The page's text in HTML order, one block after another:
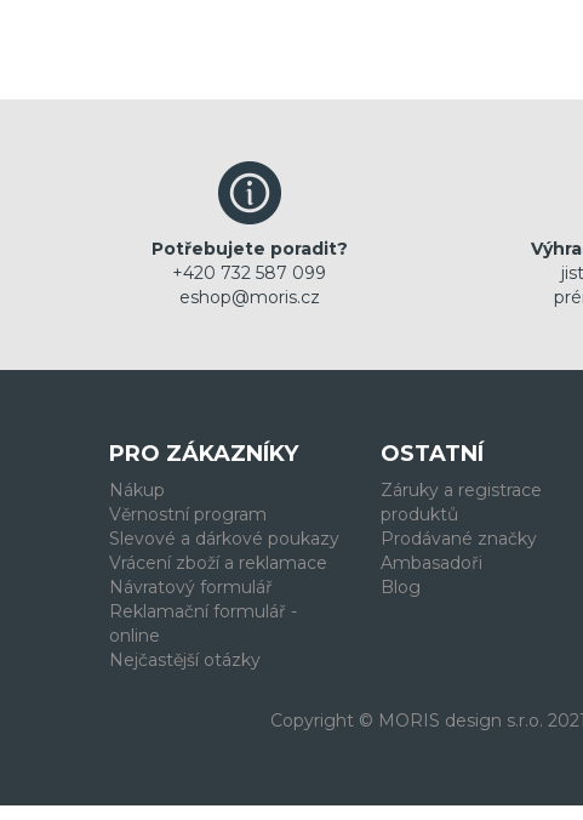
Potřebujete poradit?
+420 732 587 099
eshop@moris.cz
PRO ZÁKAZNÍKY
Nákup
Věrnostní program
Slevové a dárkové poukazy
Vrácení zboží a reklamace
Návratový formulář
Reklamační formulář -
online
Nejčastější otázky
OSTATNÍ
Záruky a registrace
produktů
Prodávané značky
Ambasadoři
Blog
Copyright © MORIS design s.r.o.